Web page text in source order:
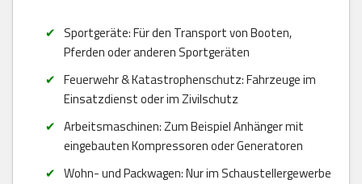
Sportgeräte: Für den Transport von Booten,
Pferden oder anderen Sportgeräten
Feuerwehr & Katastrophenschutz: Fahrzeuge im
Einsatzdienst oder im Zivilschutz
Arbeitsmaschinen: Zum Beispiel Anhänger mit
eingebauten Kompressoren oder Generatoren
Wohn- und Packwagen: Nur im Schaustellergewerbe